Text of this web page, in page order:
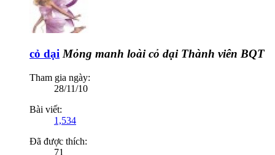
cỏ dại Mỏng manh loài cỏ dại Thành viên BQT
Tham gia ngày:
28/11/10
Bài viết:
1,534
Đã được thích:
71